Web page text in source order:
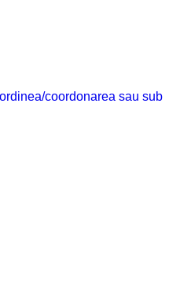
coordonarea sau sub